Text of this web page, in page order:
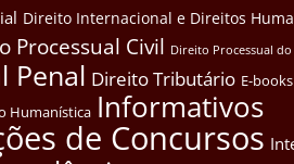
Direito Internacional e Direitos
Processual Civil Direito Processual
Penal Direito Tributário E-
Humanística Informativos
de Concursos